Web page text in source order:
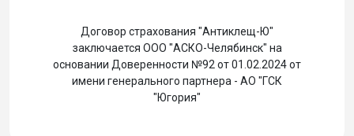
Договор страхования "Антиклещ-Ю"
заключается ООО "АСКО-Челябинск" на
основании Доверенности №92 от 01.02.2024 от
имени генерального партнера - АО "ГСК
"Югория"